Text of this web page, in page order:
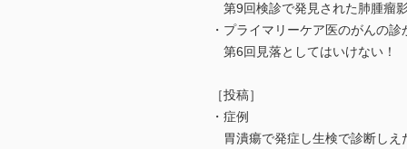
第9回検診で発見された肺腫瘤
・プライマリーケア医のがんの
第6回見落としてはいけない
［投稿］
・症例
胃潰瘍で発症し生検で診断し